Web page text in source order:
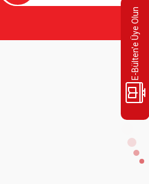
E-Bülten'e Üye Olun